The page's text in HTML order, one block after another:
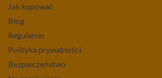
Jak kupować
Blog
Regulamin
Polityka prywatności
Bezpieczeństwo